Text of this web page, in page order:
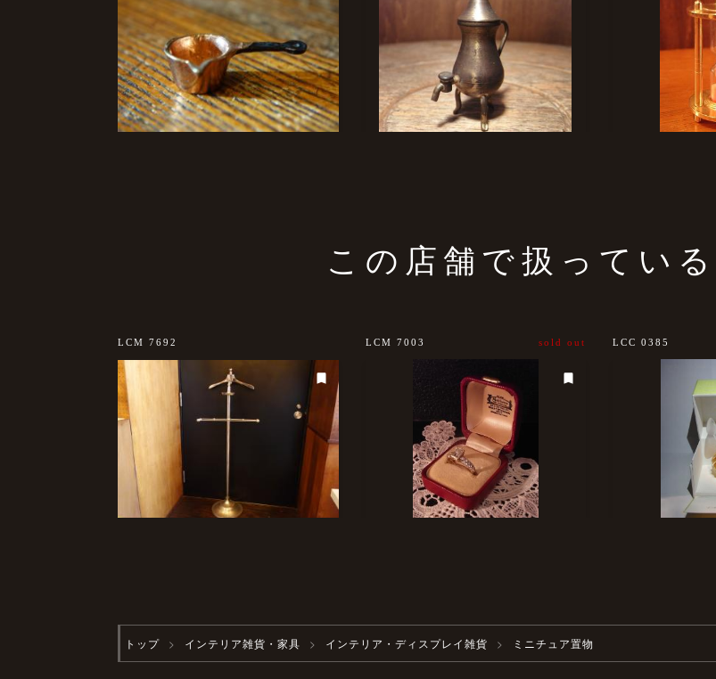
この店舗で扱ってい
LCM 7692 LCM 7003 sold out LCC 0385
トップ インテリア雑貨・家具 インテリア・ディスプレイ雑貨 ミニチュア置物